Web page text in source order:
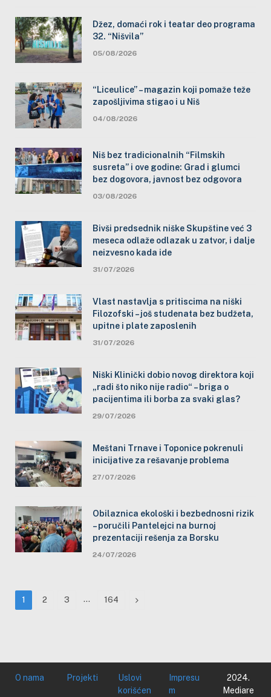
Džez, domaći rok i teatar deo programa
32. “Nišvila”
05/08/2026
“Liceulice” – magazin koji pomaže teže
zapošljivima stigao i u Niš
04/08/2026
Niš bez tradicionalnih “Filmskih
susreta” i ove godine: Grad i glumci
bez dogovora, javnost bez odgovora
03/08/2026
Bivši predsednik niške Skupštine već 3
meseca odlaže odlazak u zatvor, i dalje
neizvesno kada ide
31/07/2026
Vlast nastavlja s pritiscima na niški
Filozofski – još studenata bez budžeta,
upitne i plate zaposlenih
31/07/2026
Niški Klinički dobio novog direktora koji
„radi što niko nije radio“ – briga o
pacijentima ili borba za svaki glas?
29/07/2026
Meštani Trnave i Toponice pokrenuli
inicijative za rešavanje problema
27/07/2026
Obilaznica ekološki i bezbednosni rizik
– poručili Pantelejci na burnoj
prezentaciji rešenja za Borsku
24/07/2026
1 2 3 … 164 Next
O nama Projekti
Uslovi
korišćen
Impresu
m
2024.
Mediare